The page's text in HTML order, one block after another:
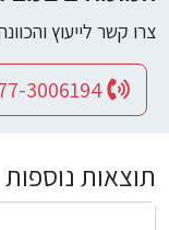
צרו קשר לייעוץ
תוצאות נוספות